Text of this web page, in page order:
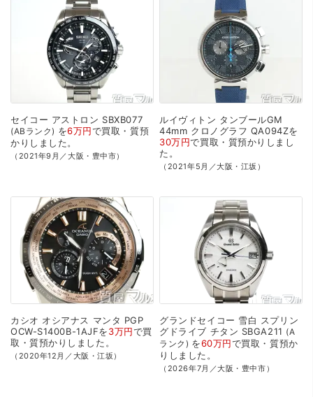
セイコー アストロン SBXB077
ABランク を6万円で買取・質預
かり しました。
（2021年9月／大阪・豊中市）
ルイヴィトン タンブールGM
44mm クロノグラフ QA094Zを
30万円で買取・質預かり しまし
た。
（2021年5月／大阪・江坂）
カシオ オシアナス マンタ PGP
OCW-S1400B-1AJFを3万円で買
取・質預かり しました。
（2020年12月／大阪・江坂）
グランドセイコー 雪白 スプリン
グドライブ チタン SBGA211
A
ランク
を60万円で買取・質預か
り しました。
（2026年7月／大阪・豊中市）